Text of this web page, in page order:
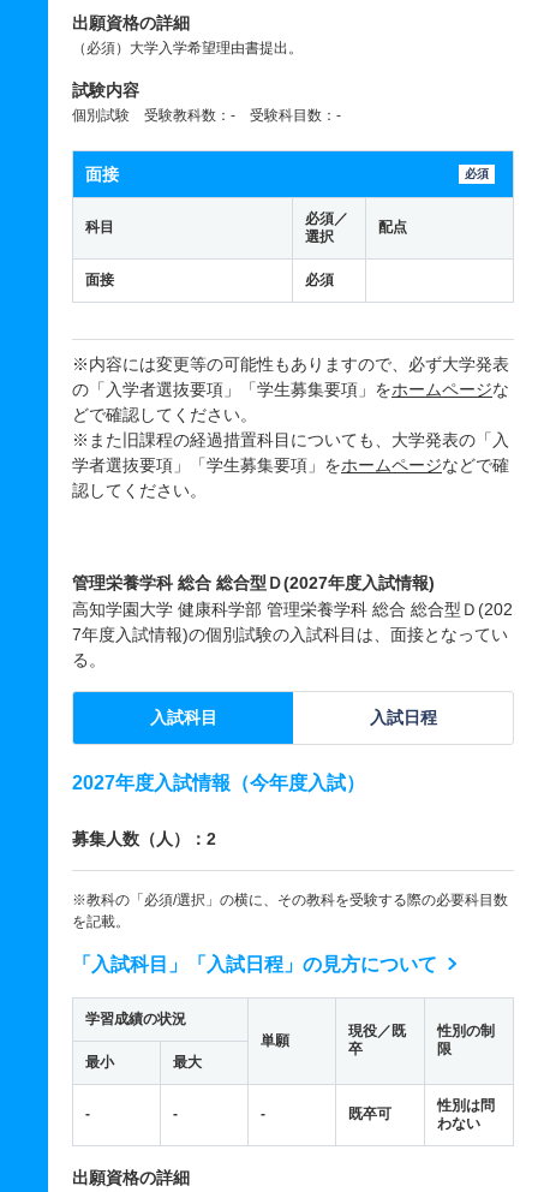
出願資格の詳細
（必須）大学入学希望理由書提出。
試験内容
個別試験 受験教科数：- 受験科目数：-
面接 必須
科目
必須／
選択
配点
面接 必須
※内容には変更等の可能性もありますので、必ず大学発表
の「入学者選抜要項」「学生募集要項」をホームページな
どで確認してください。
※また旧課程の経過措置科目についても、大学発表の「入
学者選抜要項」「学生募集要項」をホームページなどで確
認してください。
管理栄養学科 総合 総合型Ｄ(2027年度入試情報)
高知学園大学 健康科学部 管理栄養学科 総合 総合型Ｄ(202
7年度入試情報)の個別試験の入試科目は、面接となってい
る。
入試科目 入試日程
2027年度入試情報（今年度入試）
募集人数（人）：2
※教科の「必須/選択」の横に、その教科を受験する際の必要科目数
を記載。
「入試科目」「入試日程」の見方について
学習成績の状況
単願
現役／既
卒
性別の制
限
最小 最大
- - - 既卒可
性別は問
わない
出願資格の詳細